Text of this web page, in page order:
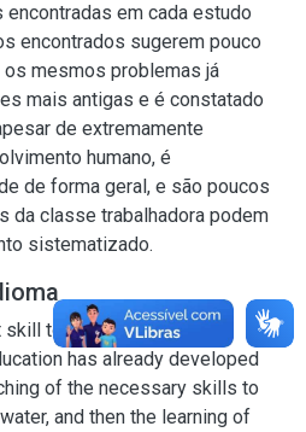
em cada estudo
encontrados sugerem pouco
os mesmos problemas já
mais antigas e é constatado
de extremamente
humano, é
de forma geral, e são poucos
da classe trabalhadora podem
sistematizado.
to be developed by
has already developed
of the necessary skills to
and then the learning of